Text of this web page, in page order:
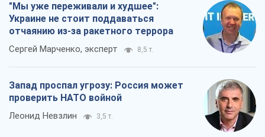
"Мы уже переживали и худшее":
Украине не стоит поддаваться
отчаянию из-за ракетного террора
Сергей Марченко, эксперт 8,5 т.
Запад проспал угрозу: Россия может
проверить НАТО войной
Леонид Невзлин 3,5 т.